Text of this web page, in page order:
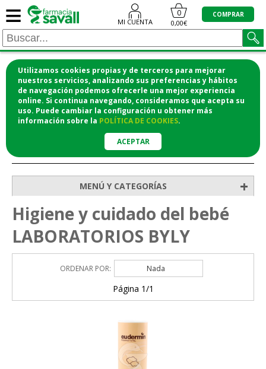
Utilizamos cookies propias y de terceros para mejorar
nuestros servicios, analizando sus preferencias y hábitos
de navegación podemos ofrecerle una mejor experiencia
online. Si continua navegando, consideramos que acepta su
uso. Puede cambiar la configuración u obtener más
información sobre la POLÍTICA DE COOKIES.
ACEPTAR
≡ MI CUENTA
0
0,00€
COMPRAR
¡COMPRA CÓMODAMENTE DESDE CASA Y RECOGE
EN LA FARMACIA!
o si lo prefieres te lo mandamos a casa
Higiene y cuidado del bebé
MENÚ Y CATEGORÍAS +
Higiene y cuidado del bebé
LABORATORIOS BYLY
ORDENAR POR: Nada
Página 1/1